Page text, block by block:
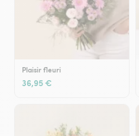
Plaisir fleuri
36,95 €